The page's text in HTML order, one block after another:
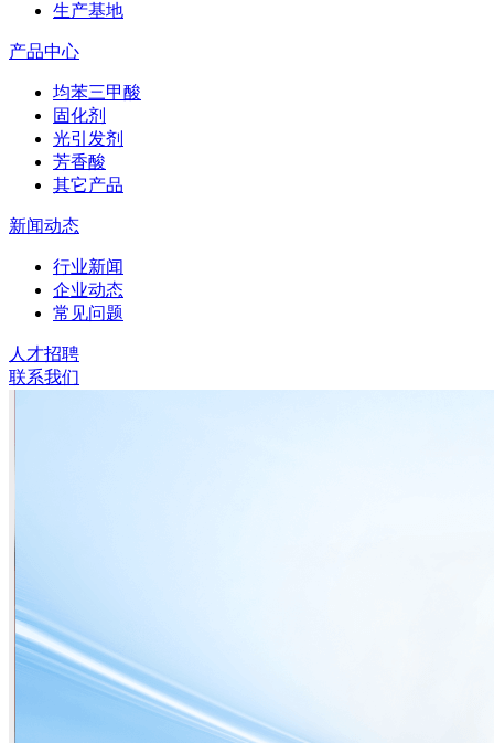
生产基地
产品中心
均苯三甲酸
固化剂
光引发剂
芳香酸
其它产品
新闻动态
行业新闻
企业动态
常见问题
人才招聘
联系我们